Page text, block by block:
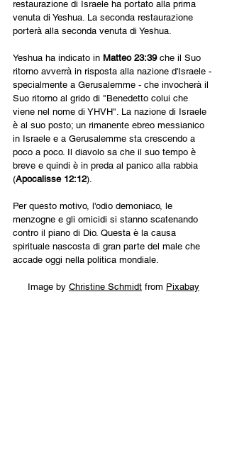
restaurazione di Israele ha portato alla prima
venuta di Yeshua. La seconda restaurazione
porterà alla seconda venuta di Yeshua.
Yeshua ha indicato in Matteo 23:39 che il Suo
ritorno avverrà in risposta alla nazione d'Israele -
specialmente a Gerusalemme - che invocherà il
Suo ritorno al grido di "Benedetto colui che
viene nel nome di YHVH". La nazione di Israele
è al suo posto; un rimanente ebreo messianico
in Israele e a Gerusalemme sta crescendo a
poco a poco. Il diavolo sa che il suo tempo è
breve e quindi è in preda al panico alla rabbia
(Apocalisse 12:12).
Per questo motivo, l'odio demoniaco, le
menzogne e gli omicidi si stanno scatenando
contro il piano di Dio. Questa è la causa
spirituale nascosta di gran parte del male che
accade oggi nella politica mondiale.
Image by Christine Schmidt from Pixabay